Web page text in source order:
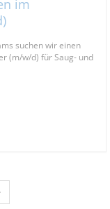
im
suchen wir einen
(m/w/d) für Saug- und